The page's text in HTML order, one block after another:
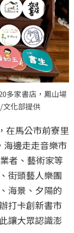
多家書店，鳳山場
文化部提供
在馬公市前寮里
海邊走走音樂市
者、藝術家等
街頭藝人樂團
海景、夕陽的
打卡創新書市
讓大眾認識澎